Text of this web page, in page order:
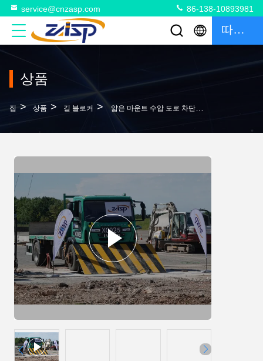
service@cnzasp.com 86-138-10893981
따옴표
상품
집 > 상품 > 길 블로커 > 얇은 마운트 수압 도로 차단기 300mm 깊이